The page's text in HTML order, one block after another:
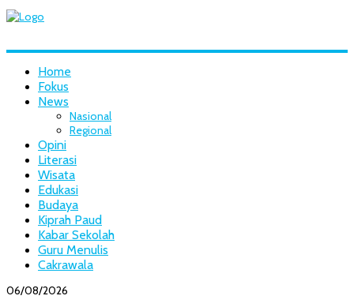
Home
Fokus
News
Nasional
Regional
Opini
Literasi
Wisata
Edukasi
Budaya
Kiprah Paud
Kabar Sekolah
Guru Menulis
Cakrawala
06/08/2026